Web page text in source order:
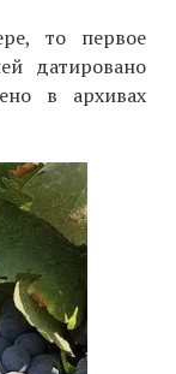
то первое
датировано
в архивах